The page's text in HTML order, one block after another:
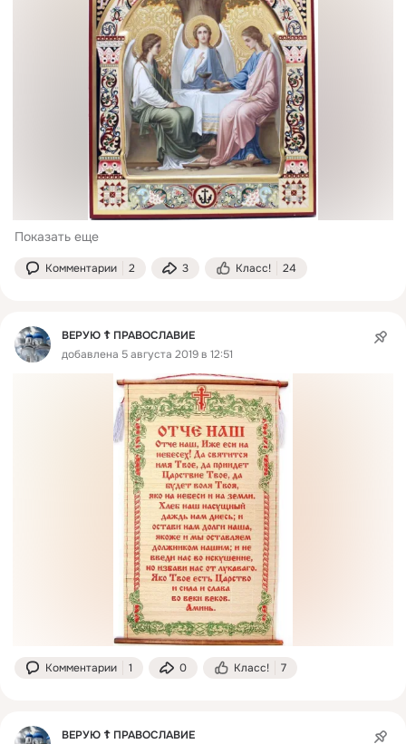
Показать еще
Комментарии 2 3 Класс! 24
ВЕРУЮ ☦️ ПРАВОСЛАВИЕ
добавлена 5 августа 2019 в 12:51
Комментарии 1 0 Класс! 7
ВЕРУЮ ☦️ ПРАВОСЛАВИЕ